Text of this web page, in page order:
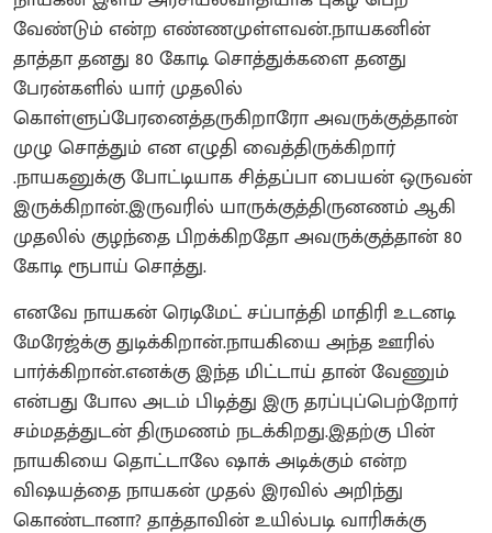
வேண்டும் என்ற எண்ணமுள்ளவன்.நாயகனின்
தாத்தா தனது 80 கோடி சொத்துக்களை தனது
பேரன்களில் யார் முதலில்
கொள்ளுப்பேரனைத்தருகிறாரோ அவருக்குத்தான்
முழு சொத்தும் என எழுதி வைத்திருக்கிறார்
.நாயகனுக்கு போட்டியாக சித்தப்பா பையன் ஒருவன்
இருக்கிறான்.இருவரில் யாருக்குத்திருனணம் ஆகி
முதலில் குழந்தை பிறக்கிறதோ அவருக்குத்தான் 80
கோடி ரூபாய் சொத்து.
எனவே நாயகன் ரெடிமேட் சப்பாத்தி மாதிரி உடனடி
மேரேஜ்க்கு துடிக்கிறான்.நாயகியை அந்த ஊரில்
பார்க்கிறான்.எனக்கு இந்த மிட்டாய் தான் வேணும்
என்பது போல அடம் பிடித்து இரு தரப்புப்பெற்றோர்
சம்மதத்துடன் திருமணம் நடக்கிறது.இதற்கு பின்
நாயகியை தொட்டாலே ஷாக் அடிக்கும் என்ற
விஷயத்தை நாயகன் முதல் இரவில் அறிந்து
கொண்டானா? தாத்தாவின் உயில்படி வாரிசுக்கு